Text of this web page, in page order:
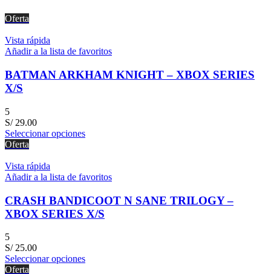
Oferta
Vista rápida
Añadir a la lista de favoritos
BATMAN ARKHAM KNIGHT – XBOX SERIES
X/S
5
S/29.00
Seleccionar opciones
Oferta
Vista rápida
Añadir a la lista de favoritos
CRASH BANDICOOT N SANE TRILOGY –
XBOX SERIES X/S
5
S/25.00
Seleccionar opciones
Oferta